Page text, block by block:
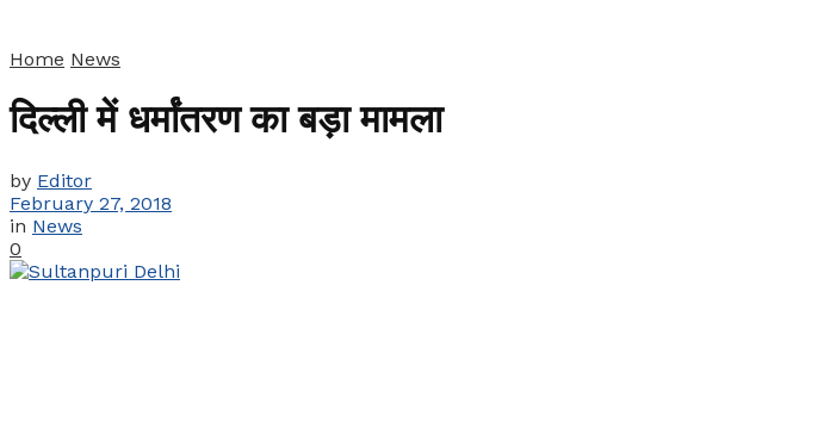
Home News
दिल्ली में धर्मांतरण का बड़ा मामला
by Editor
February 27, 2018
in News
0